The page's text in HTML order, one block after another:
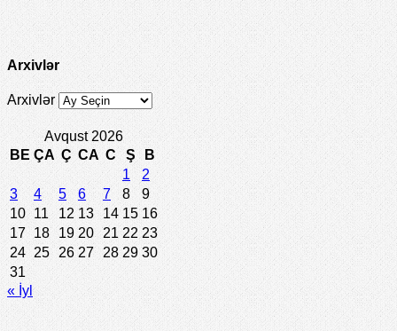
Arxivlər
Arxivlər
Avqust 2026
BE ÇA Ç CA C Ş
B
1
2
3
4 5 6 7 8
9
10 11 12 13 14 15 16
17 18 19 20 21 22 23
24 25 26 27 28 29 30
31
« İyl